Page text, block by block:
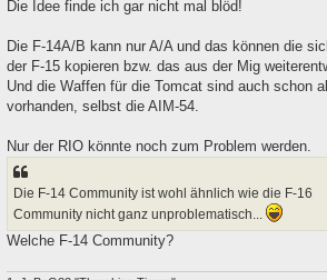
i
a
Die Idee finde ich gar nicht mal blöd!
Die F-14A/B kann nur A/A und das können die
der F-15 kopieren bzw. das aus der Mig
Und die Waffen für die Tomcat sind auch schon
vorhanden, selbst die AIM-54.
Nur der RIO könnte noch zum Problem werden.
Die F-14 Community ist wohl ähnlich wie die F-16
Community nicht ganz unproblematisch...
Welche F-14 Community?